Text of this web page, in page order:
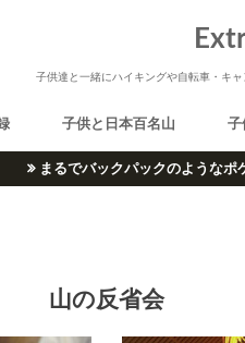
子供達と一緒にハイキングや自転車・キ
子供と日本百名山 子
まるでバックパックのようなポ
山の反省会